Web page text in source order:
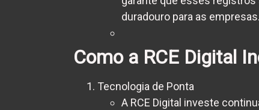
duradouro para as empresas.
Como a RCE Digital
Tecnologia de Ponta
A RCE Digital investe